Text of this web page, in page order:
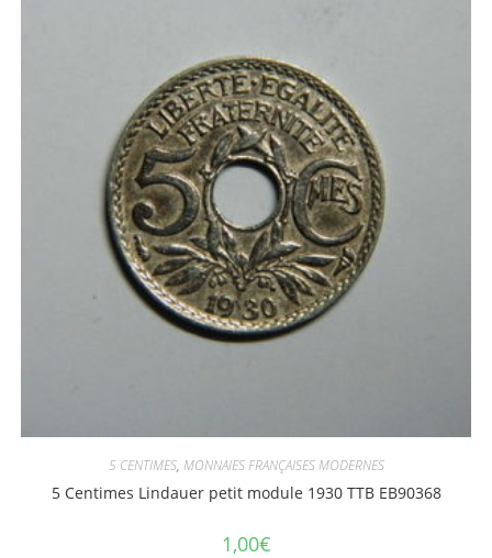
5 CENTIMES, MONNAIES FRANÇAISES MODERNES
5 Centimes Lindauer petit module 1930 TTB EB90368
1,00€